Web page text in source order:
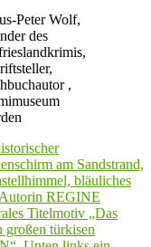
Peter Wolf,
des
,